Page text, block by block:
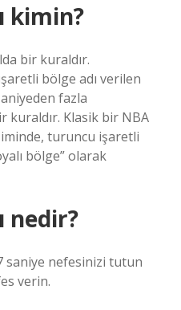
kimin?
bir kuraldır.
bölge adı verilen
fazla
kuraldır. Klasik bir NBA
turuncu işaretli
bölge” olarak
nedir?
saniye nefesinizi tutun
verin.